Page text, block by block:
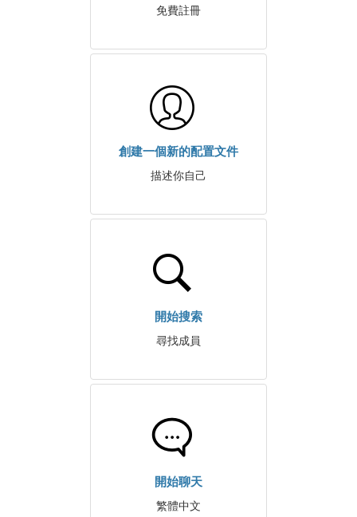
免費註冊
創建一個新的配置文件
描述你自己
開始搜索
尋找成員
開始聊天
繁體中文